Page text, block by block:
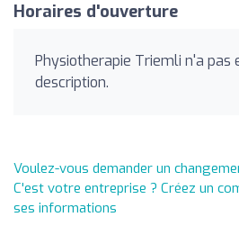
Horaires d'ouverture
Physiotherapie Triemli n'a pas
description.
Voulez-vous demander un
C'est votre entreprise ? Créez un
ses informations